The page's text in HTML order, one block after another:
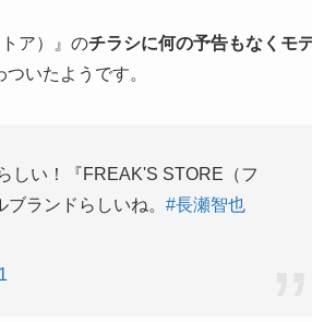
ア）』のチラシに何の予告もなくモ
いたようです。
しい！『FREAK'S STORE（フ
ランドらしいね。 #長瀬智也